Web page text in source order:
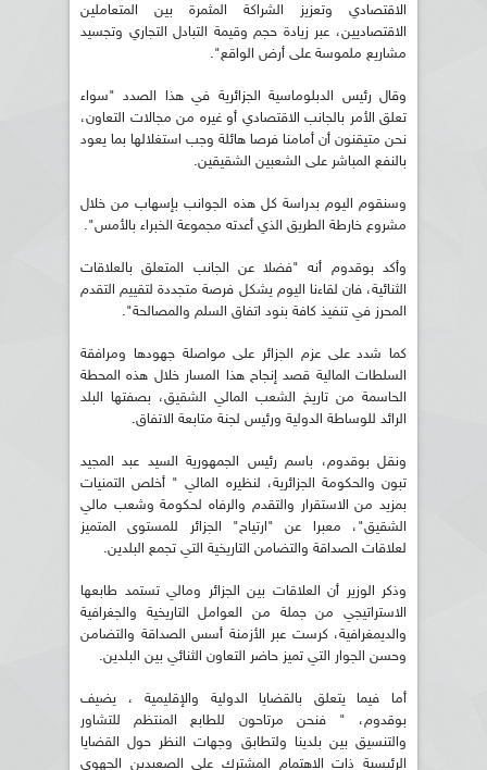
الاقتصادي وتعزيز الشراكة المثمرة بين المتعاملين
الاقتصاديين، عبر زيادة حجم وقيمة التبادل التجاري وتجسيد
مشاريع ملموسة على أرض الواقع".
وقال رئيس الدبلوماسية الجزائرية في هذا الصدد "سواء
تعلق الأمر بالجانب الاقتصادي أو غيره من مجالات التعاون،
نحن متيقنون أن أمامنا فرصا هائلة وجب استغلالها بما يعود
بالنفع المباشر على الشعبين الشقيقين.
وسنقوم اليوم بدراسة كل هذه الجوانب بإسهاب من خلال
مشروع خارطة الطريق الذي أعدته مجموعة الخبراء بالأمس".
وأكد بوقدوم أنه "فضلا عن الجانب المتعلق بالعلاقات
الثنائية، فان لقاءنا اليوم يشكل فرصة متجددة لتقييم التقدم
المحرز في تنفيذ كافة بنود اتفاق السلم والمصالحة".
كما شدد على عزم الجزائر على مواصلة جهودها ومرافقة
السلطات المالية قصد إنجاح هذا المسار خلال هذه المحطة
الحاسمة من تاريخ الشعب المالي الشقيق، بصفتها البلد
الرائد للوساطة الدولية ورئيس لجنة متابعة الاتفاق.
ونقل بوقدوم، باسم رئيس الجمهورية السيد عبد المجيد
تبون والحكومة الجزائرية، لنظيره المالي " أخلص التمنيات
بمزيد من الاستقرار والتقدم والرفاه لحكومة وشعب مالي
الشقيق"، معبرا عن "ارتياح" الجزائر للمستوى المتميز
لعلاقات الصداقة والتضامن التاريخية التي تجمع البلدين.
وذكر الوزير أن العلاقات بين الجزائر ومالي تستمد طابعها
الاستراتيجي من جملة من العوامل التاريخية والجغرافية
والديمغرافية، كرست عبر الأزمنة أسس الصداقة والتضامن
وحسن الجوار التي تميز حاضر التعاون الثنائي بين البلدين.
أما فيما يتعلق بالقضايا الدولية والإقليمية ، يضيف
بوقدوم، " فنحن مرتاحون للطابع المنتظم للتشاور
والتنسيق بين بلدينا ولتطابق وجهات النظر حول القضايا
الرئيسية ذات الاهتمام المشترك على الصعيدين الجهوي